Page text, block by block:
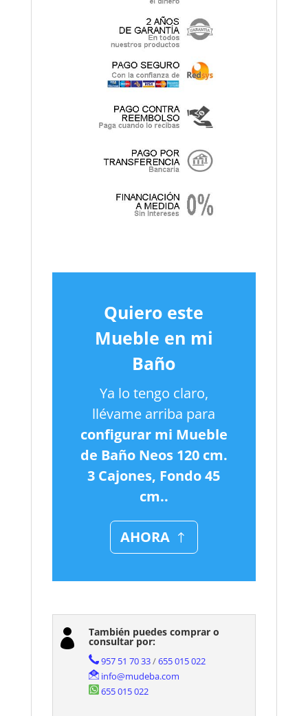
Quiero este
Mueble en mi
Baño
Ya lo tengo claro,
llévame arriba para
configurar mi Mueble
de Baño Neos 120 cm.
3 Cajones, Fondo 45
cm..
AHORA
 También puedes comprar o
consultar por:
957 51 70 33/655 015 022
info@mudeba.com
655 015 022